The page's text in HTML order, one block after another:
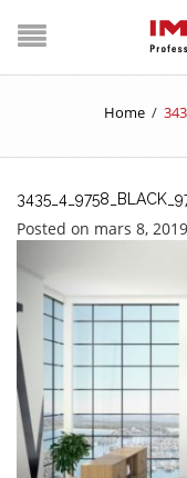
Home /
Posted on mars 8,